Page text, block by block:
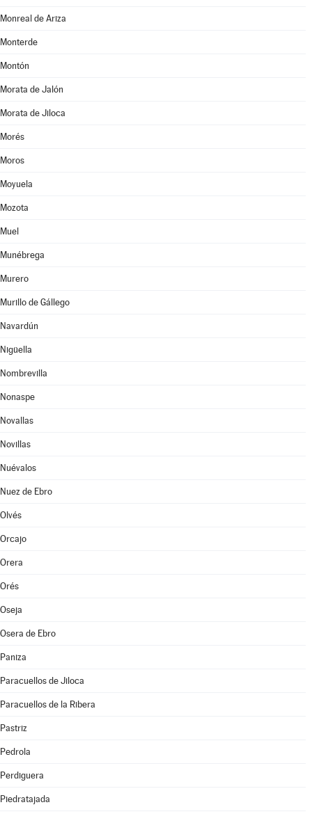
Monreal de Ariza
Monterde
Montón
Morata de Jalón
Morata de Jiloca
Morés
Moros
Moyuela
Mozota
Muel
Munébrega
Murero
Murillo de Gállego
Navardún
Nigüella
Nombrevilla
Nonaspe
Novallas
Novillas
Nuévalos
Nuez de Ebro
Olvés
Orcajo
Orera
Orés
Oseja
Osera de Ebro
Paniza
Paracuellos de Jiloca
Paracuellos de la Ribera
Pastriz
Pedrola
Perdiguera
Piedratajada